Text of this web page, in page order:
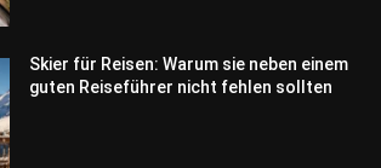
Skier für Reisen: Warum sie neben einem
guten Reiseführer nicht fehlen sollten